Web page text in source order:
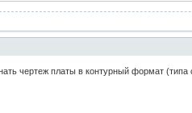
чертеж платы в контурный формат (типа